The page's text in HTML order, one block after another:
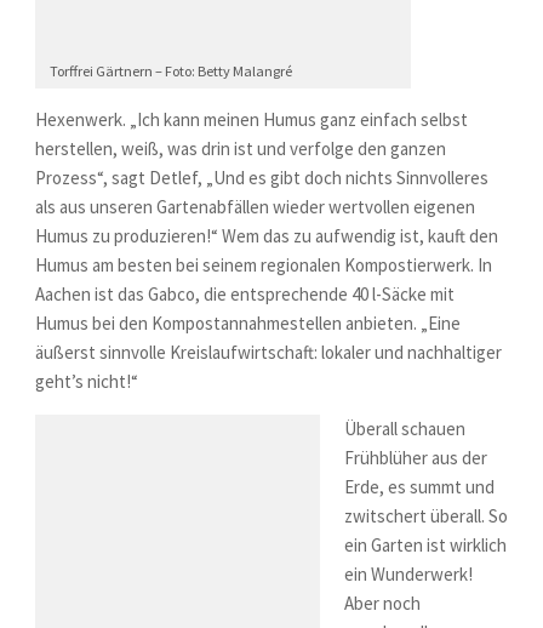
Torffrei Gärtnern – Foto: Betty Malangré
Hexenwerk. „Ich kann meinen Humus ganz einfach selbst
herstellen, weiß, was drin ist und verfolge den ganzen
Prozess“, sagt Detlef, „Und es gibt doch nichts Sinnvolleres
als aus unseren Gartenabfällen wieder wertvollen eigenen
Humus zu produzieren!“ Wem das zu aufwendig ist, kauft den
Humus am besten bei seinem regionalen Kompostierwerk. In
Aachen ist das Gabco, die entsprechende 40 l-Säcke mit
Humus bei den Kompostannahmestellen anbieten. „Eine
äußerst sinnvolle Kreislaufwirtschaft: lokaler und nachhaltiger
geht’s nicht!“
Überall schauen
Frühblüher aus der
Erde, es summt und
zwitschert überall. So
ein Garten ist wirklich
ein Wunderwerk!
Aber noch